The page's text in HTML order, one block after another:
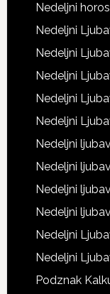
Nedeljni
Nedeljni
Nedeljni
Nedeljni
Nedeljni
Nedeljni
Nedeljni
Nedeljni
Nedeljni
Nedeljni
Nedeljni
Nedeljni
Podznak